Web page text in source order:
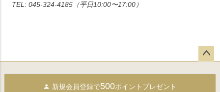
045-324-4185 （平日10:00〜17:00）
新規会員登録で500ポイントプレゼント